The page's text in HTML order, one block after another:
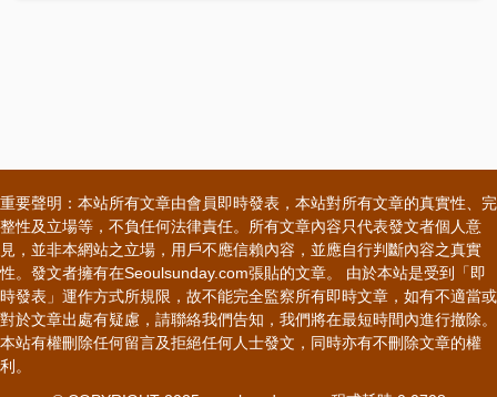
重要聲明：本站所有文章由會員即時發表，本站對所有文章的真實性、完
整性及立場等，不負任何法律責任。所有文章內容只代表發文者個人意
見，並非本網站之立場，用戶不應信賴內容，並應自行判斷內容之真實
性。發文者擁有在Seoulsunday.com張貼的文章。 由於本站是受到「即
時發表」運作方式所規限，故不能完全監察所有即時文章，如有不適當或
對於文章出處有疑慮，請聯絡我們告知，我們將在最短時間內進行撤除。
本站有權刪除任何留言及拒絕任何人士發文，同時亦有不刪除文章的權
利。